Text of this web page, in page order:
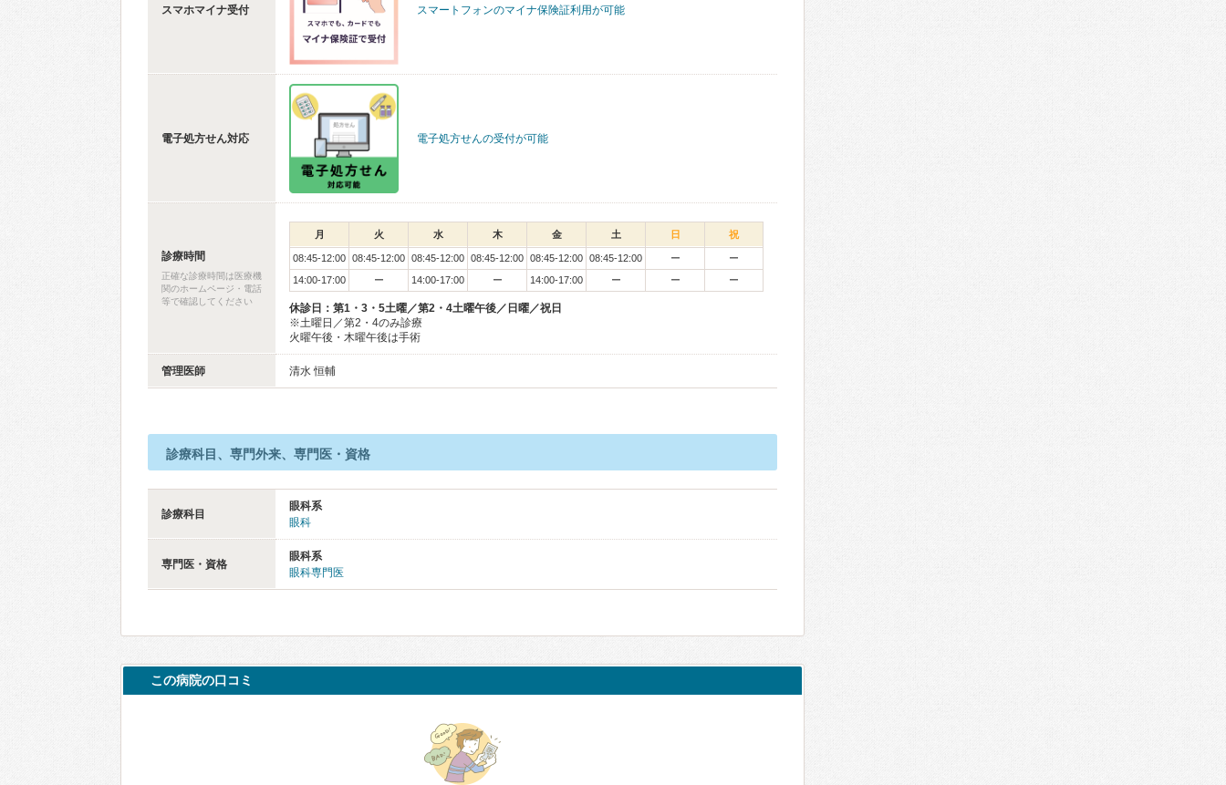
スマホマイナ受付 スマートフォンのマイナ保険証利用が可能
電子処方せん対応 電子処方せんの受付が可能
診療時間
正確な診療時間は医療機
関のホームページ・電話
等で確認してください
月 火 水 木 金 土 日 祝
08:45-12:00 08:45-12:00 08:45-12:00 08:45-12:00 08:45-12:00 08:45-12:00 ー
ー
14:00-17:00
ー 14:00-17:00 ー 14:00-17:00 ー ー ー
休診日：第1・3・5土曜／第2・4土曜午後／日曜／祝日
※土曜日／第2・4のみ診療
火曜午後・木曜午後は手術
管理医師 清水 恒輔
診療科目、専門外来、専門医・資格
診療科目
眼科系
眼科
専門医・資格
眼科系
眼科専門医
この病院の口コミ